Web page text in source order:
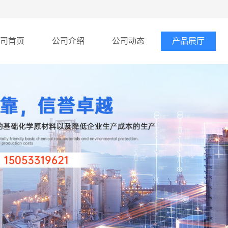
首页 公司介绍 公司动态 产品展厅